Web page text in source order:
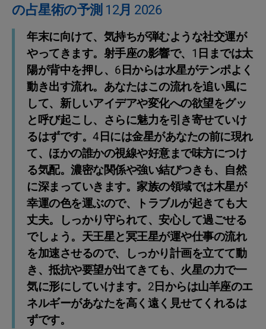
の占星術の予測 12月 2026
年末に向けて、気持ちが弾むような社交運が
やってきます。射手座の影響で、1日までは太
陽が背中を押し、6日からは水星がテンポよく
動き出す流れ。あなたはこの流れを追い風に
して、新しいアイデアや変化への欲望をグッ
と呼び起こし、さらに魅力を引き寄せていけ
るはずです。4日には金星があなたの前に現れ
て、ほかの誰かの視線や好意まで味方につけ
る気配。濃密な関係や強い結びつきも、自然
に深まっていきます。家族の領域では木星が
幸運の色を運ぶので、トラブルが起きても大
丈夫。しっかり守られて、安心して過ごせる
でしょう。天王星と冥王星が運や仕事の流れ
を加速させるので、しっかり計画を立てて動
き、抵抗や要望が出てきても、火星の力で一
気に形にしていけます。2日からは山羊座のエ
ネルギーがあなたを高く遠く見せてくれるは
ずです。